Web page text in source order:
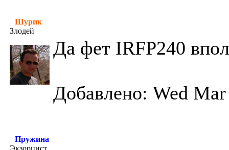
Шурик
Злодей
Да фет IRFP240
Добавлено: Wed
Пружина
Экзорцист